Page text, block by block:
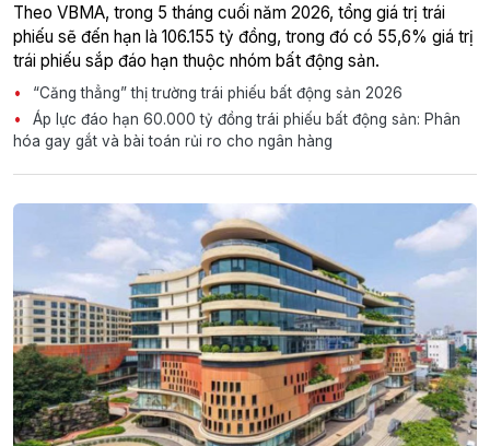
Theo VBMA, trong 5 tháng cuối năm 2026, tổng giá trị trái
phiếu sẽ đến hạn là 106.155 tỷ đồng, trong đó có 55,6% giá trị
trái phiếu sắp đáo hạn thuộc nhóm bất động sản.
“Căng thẳng” thị trường trái phiếu bất động sản 2026
Áp lực đáo hạn 60.000 tỷ đồng trái phiếu bất động sản: Phân
hóa gay gắt và bài toán rủi ro cho ngân hàng